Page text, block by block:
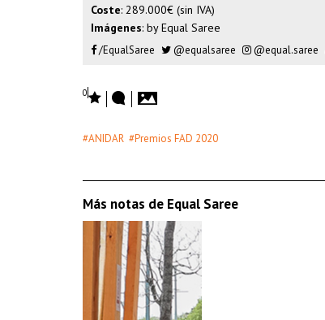
Coste: 289.000€ (sin IVA)
Imágenes: by Equal Saree
/EqualSaree @equalsaree @equal.saree
0
#ANIDAR #Premios FAD 2020
Más notas de Equal Saree